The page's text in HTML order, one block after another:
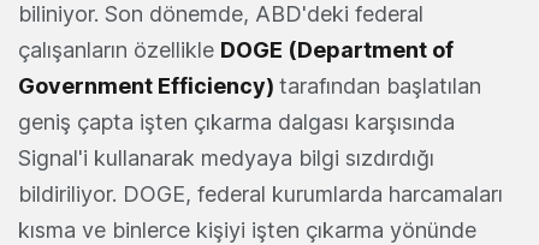
biliniyor. Son dönemde, ABD'deki federal
çalışanların özellikle DOGE (Department of
Government Efficiency) tarafından başlatılan
geniş çapta işten çıkarma dalgası karşısında
Signal'i kullanarak medyaya bilgi sızdırdığı
bildiriliyor. DOGE, federal kurumlarda harcamaları
kısma ve binlerce kişiyi işten çıkarma yönünde